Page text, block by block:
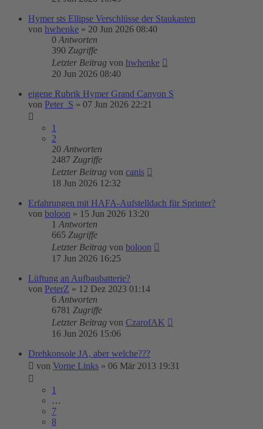
Hymer sts Ellipse Verschlüsse der Staukasten
von hwhenke » 20 Jun 2026 08:40
0 Antworten
390 Zugriffe
Letzter Beitrag von hwhenke
20 Jun 2026 08:40
eigene Rubrik Hymer Grand Canyon S
von Peter_S » 07 Jun 2026 22:21
1
2
20 Antworten
2487 Zugriffe
Letzter Beitrag von canis
18 Jun 2026 12:32
Erfahrungen mit HAFA-Aufstelldach für Sprinter?
von boloon » 15 Jun 2026 13:20
1 Antworten
665 Zugriffe
Letzter Beitrag von boloon
17 Jun 2026 16:25
Lüftung an Aufbaubatterie?
von PeterZ » 12 Dez 2023 01:14
6 Antworten
6781 Zugriffe
Letzter Beitrag von CzarofAK
16 Jun 2026 15:06
Drehkonsole JA, aber welche???
von Vorne Links » 06 Mär 2013 19:31
1
…
7
8